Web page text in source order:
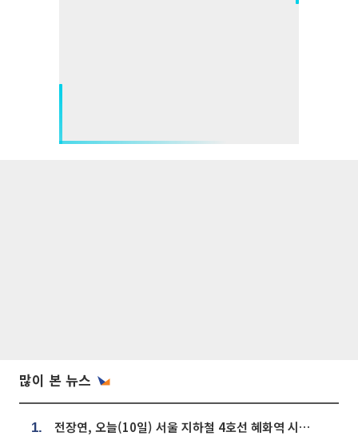
많이 본 뉴스
1. 전장연, 오늘(10일) 서울 지하철 4호선 혜화역 시위…1호선 용산역 무정차